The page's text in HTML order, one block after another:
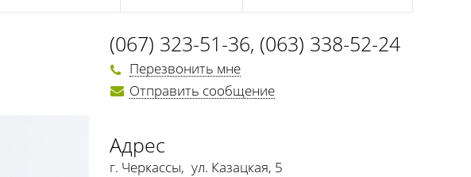
(067) 323-51-36, (063) 338-52-24
Перезвонить мне
Отправить сообщение
Адрес
г. Черкассы, ул. Казацкая, 5